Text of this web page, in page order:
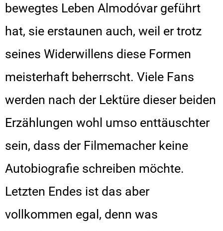
bewegtes Leben Almodóvar geführt
hat, sie erstaunen auch, weil er trotz
seines Widerwillens diese Formen
meisterhaft beherrscht. Viele Fans
werden nach der Lektüre dieser beiden
Erzählungen wohl umso enttäuschter
sein, dass der Filmemacher keine
Autobiografie schreiben möchte.
Letzten Endes ist das aber
vollkommen egal, denn was